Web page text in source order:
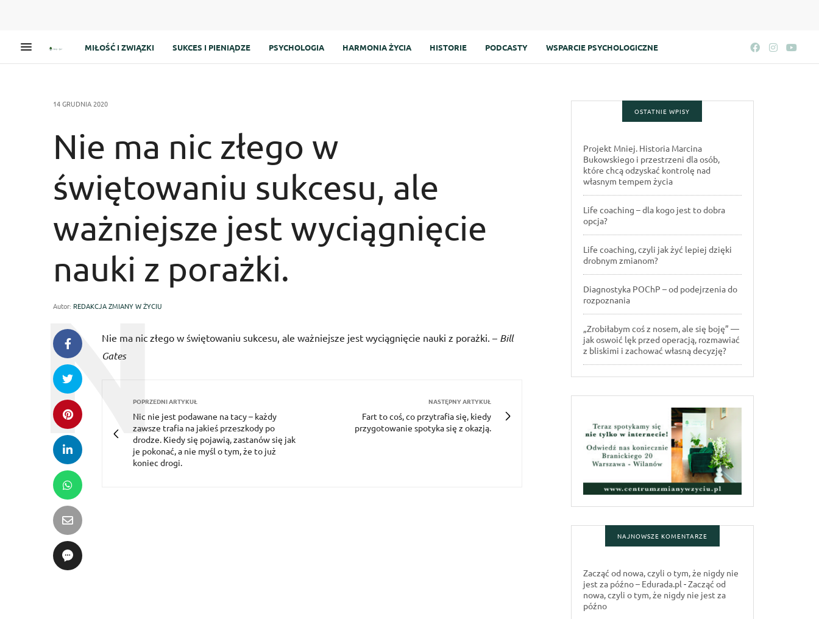
MIŁOŚĆ I ZWIĄZKI SUKCES I PIENIĄDZE PSYCHOLOGIA HARMONIA ŻYCIA HISTORIE PODCASTY WSPARCIE PSYCHOLOGICZNE
14 GRUDNIA 2020
Nie ma nic złego w
świętowaniu sukcesu, ale
ważniejsze jest wyciągnięcie
nauki z porażki.
Autor: REDAKCJA ZMIANY W ŻYCIU
Nie ma nic złego w świętowaniu sukcesu, ale ważniejsze jest wyciągnięcie nauki z porażki. – Bill
Gates
POPRZEDNI ARTYKUŁ
Nic nie jest podawane na tacy – każdy
zawsze trafia na jakieś przeszkody po
drodze. Kiedy się pojawią, zastanów się jak
je pokonać, a nie myśl o tym, że to już
koniec drogi.
NASTĘPNY ARTYKUŁ
Fart to coś, co przytrafia się, kiedy
przygotowanie spotyka się z okazją.
OSTATNIE WPISY
Projekt Mniej. Historia Marcina
Bukowskiego i przestrzeni dla osób,
które chcą odzyskać kontrolę nad
własnym tempem życia
Life coaching – dla kogo jest to dobra
opcja?
Life coaching, czyli jak żyć lepiej dzięki
drobnym zmianom?
Diagnostyka POChP – od podejrzenia do
rozpoznania
„Zrobiłabym coś z nosem, ale się boję” —
jak oswoić lęk przed operacją, rozmawiać
z bliskimi i zachować własną decyzję?
NAJNOWSZE KOMENTARZE
Zacząć od nowa, czyli o tym, że nigdy nie
jest za późno – Edurada.pl -Zacząć od
nowa, czyli o tym, że nigdy nie jest za
późno